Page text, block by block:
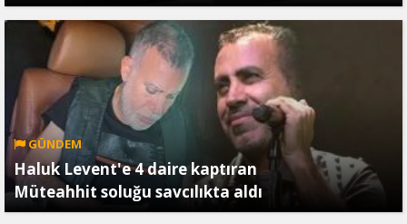
GÜNDEM
Haluk Levent'e 4 daire kaptıran
Müteahhit soluğu savcılıkta aldı